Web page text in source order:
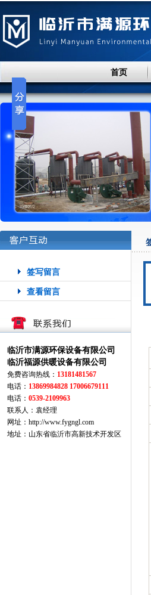
首页
签写留言
查看留言
临沂市满源环保设备有限公司
临沂福源供暖设备有限公司
免费咨询热线： 13181481567
电话： 13869984828 17006679111
电话：0539-2109963
联系人：袁经理
网址：http://www.fygngl.com
地址：山东省临沂市高新技术开发区